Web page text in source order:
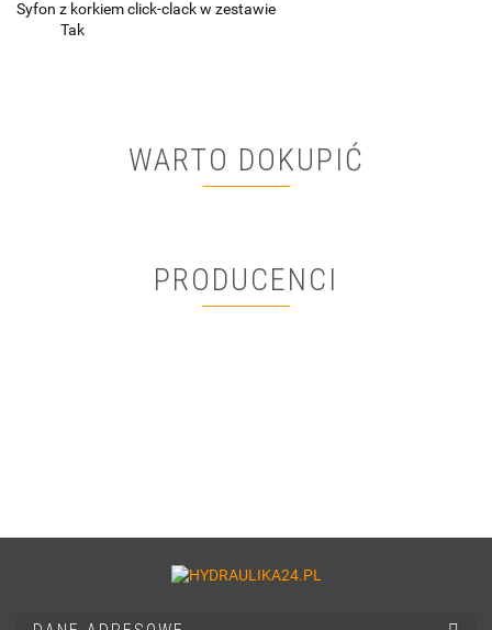
Syfon z korkiem click-clack w zestawie
Tak
WARTO DOKUPIĆ
PRODUCENCI